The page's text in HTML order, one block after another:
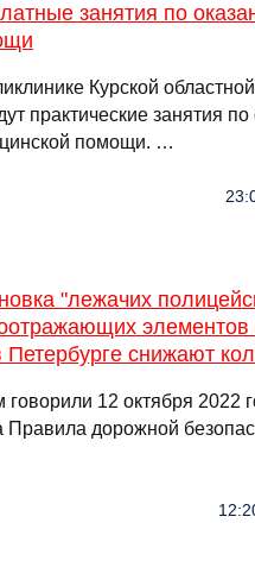
занятия по
Курской
практические занятия
помощи. …
"лежачих
элементов
Петербурге снижают
говорили 12 октября 2022
Правила дорожной